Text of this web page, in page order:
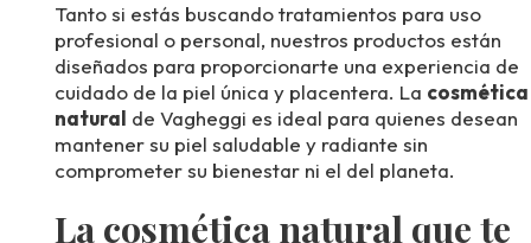
Tanto si estás buscando tratamientos para uso
profesional o personal, nuestros productos están
diseñados para proporcionarte una experiencia de
cuidado de la piel única y placentera. La cosmética
natural de Vagheggi es ideal para quienes desean
mantener su piel saludable y radiante sin
comprometer su bienestar ni el del planeta.
La cosmética natural que te